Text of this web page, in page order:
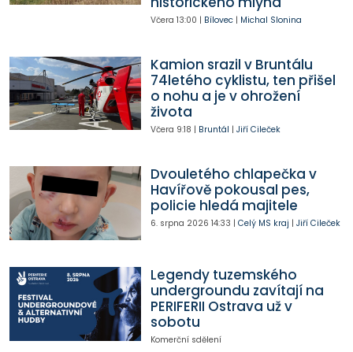
Včera 13:00 | Bílovec| Michal Slonina
Kamion srazil v Bruntálu
74letého cyklistu, ten přišel
o nohu a je v ohrožení
života
Včera 9:18 | Bruntál | Jiří Cileček
Dvouletého chlapečka v
Havířově pokousal pes,
policie hledá majitele
6. srpna 2026 14:33 | Celý MS kraj | Jiří Cileček
Legendy tuzemského
undergroundu zavítají na
PERIFERII Ostrava už v
sobotu
Komerční sdělení